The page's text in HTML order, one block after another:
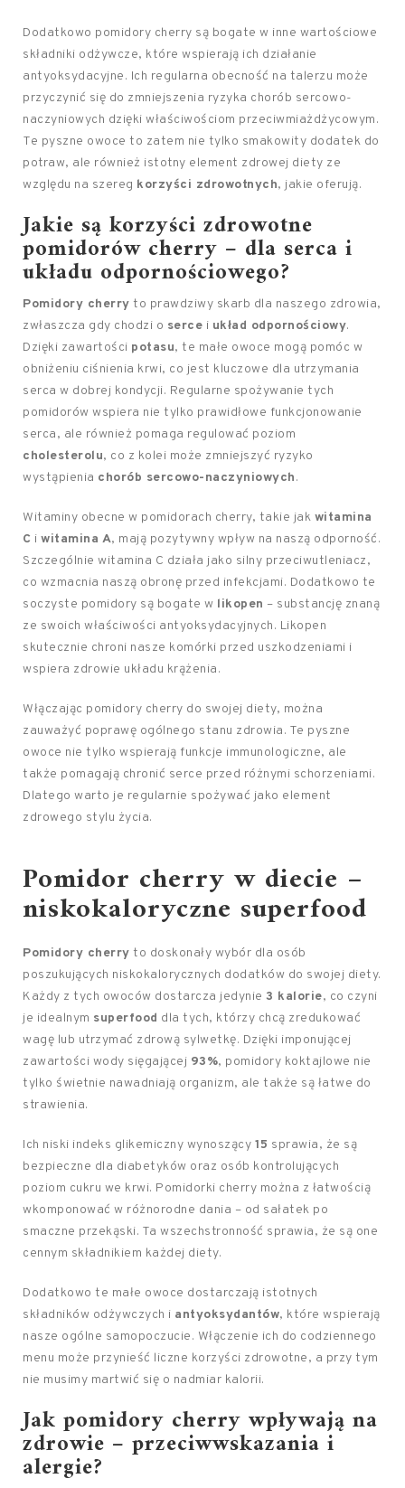
Dodatkowo pomidory cherry są bogate w inne wartościowe
składniki odżywcze, które wspierają ich działanie
antyoksydacyjne. Ich regularna obecność na talerzu może
przyczynić się do zmniejszenia ryzyka chorób sercowo-
naczyniowych dzięki właściwościom przeciwmiażdżycowym.
Te pyszne owoce to zatem nie tylko smakowity dodatek do
potraw, ale również istotny element zdrowej diety ze
względu na szereg korzyści zdrowotnych, jakie oferują.
Jakie są korzyści zdrowotne
pomidorów cherry – dla serca i
układu odpornościowego?
Pomidory cherry to prawdziwy skarb dla naszego zdrowia,
zwłaszcza gdy chodzi o serce i układ odpornościowy.
Dzięki zawartości potasu, te małe owoce mogą pomóc w
obniżeniu ciśnienia krwi, co jest kluczowe dla utrzymania
serca w dobrej kondycji. Regularne spożywanie tych
pomidorów wspiera nie tylko prawidłowe funkcjonowanie
serca, ale również pomaga regulować poziom
cholesterolu, co z kolei może zmniejszyć ryzyko
wystąpienia chorób sercowo-naczyniowych.
Witaminy obecne w pomidorach cherry, takie jak witamina
C i witamina A, mają pozytywny wpływ na naszą odporność.
Szczególnie witamina C działa jako silny przeciwutleniacz,
co wzmacnia naszą obronę przed infekcjami. Dodatkowo te
soczyste pomidory są bogate w likopen – substancję znaną
ze swoich właściwości antyoksydacyjnych. Likopen
skutecznie chroni nasze komórki przed uszkodzeniami i
wspiera zdrowie układu krążenia.
Włączając pomidory cherry do swojej diety, można
zauważyć poprawę ogólnego stanu zdrowia. Te pyszne
owoce nie tylko wspierają funkcje immunologiczne, ale
także pomagają chronić serce przed różnymi schorzeniami.
Dlatego warto je regularnie spożywać jako element
zdrowego stylu życia.
Pomidor cherry w diecie –
niskokaloryczne superfood
Pomidory cherry to doskonały wybór dla osób
poszukujących niskokalorycznych dodatków do swojej diety.
Każdy z tych owoców dostarcza jedynie 3 kalorie, co czyni
je idealnym superfood dla tych, którzy chcą zredukować
wagę lub utrzymać zdrową sylwetkę. Dzięki imponującej
zawartości wody sięgającej 93%, pomidory koktajlowe nie
tylko świetnie nawadniają organizm, ale także są łatwe do
strawienia.
Ich niski indeks glikemiczny wynoszący 15 sprawia, że są
bezpieczne dla diabetyków oraz osób kontrolujących
poziom cukru we krwi. Pomidorki cherry można z łatwością
wkomponować w różnorodne dania – od sałatek po
smaczne przekąski. Ta wszechstronność sprawia, że są one
cennym składnikiem każdej diety.
Dodatkowo te małe owoce dostarczają istotnych
składników odżywczych i antyoksydantów, które wspierają
nasze ogólne samopoczucie. Włączenie ich do codziennego
menu może przynieść liczne korzyści zdrowotne, a przy tym
nie musimy martwić się o nadmiar kalorii.
Jak pomidory cherry wpływają na
zdrowie – przeciwwskazania i
alergie?